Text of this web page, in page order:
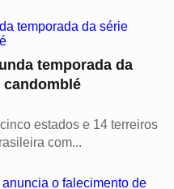
temporada da
candomblé
estados e 14 terreiros
com...